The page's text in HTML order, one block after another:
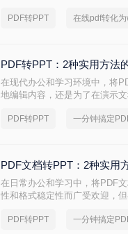
PDF转PPT 在线pdf转化
PDF转PPT：2种实用方法
在现代办公和学习环境中，将
地编辑内容，还是为了在演示
己的需求选择最合适的方式。
PDF转PPT
PDF文档转PPT：2种实用
在日常办公和学习中，将PDF
性和格式稳定性而广受欢迎，
成PPT的实用方法。
PDF转PPT